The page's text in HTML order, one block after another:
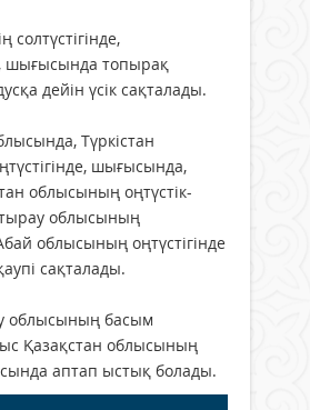
солтүстігінде,
шығысында топырақ
дейін үсік сақталады.
Түркістан
шығысында,
облысының оңтүстік-
облысының
облысының оңтүстігінде
сақталады.
облысының басым
Қазақстан облысының
аптап ыстық болады.